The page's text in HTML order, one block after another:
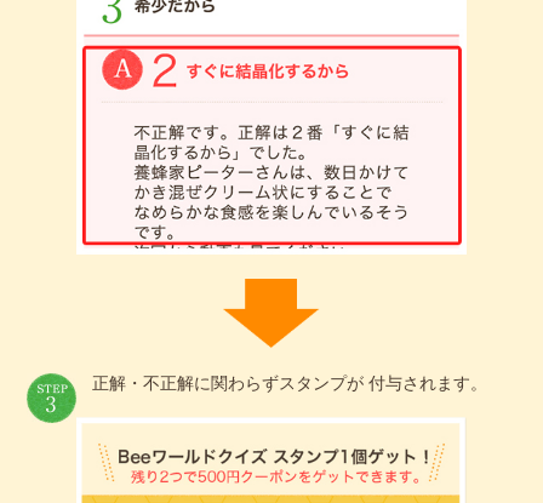
正解・不正解に関わらずスタンプが 付与されます。